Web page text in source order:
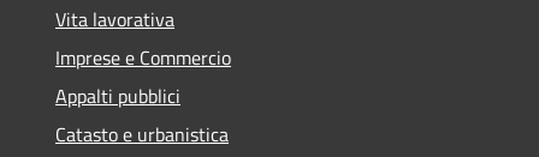
Vita lavorativa
Imprese e Commercio
Appalti pubblici
Catasto e urbanistica